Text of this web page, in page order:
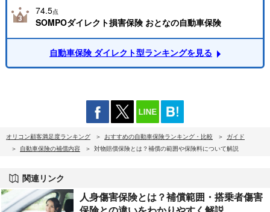
74.5点
SOMPOダイレクト損害保険 おとなの自動車保険
自動車保険 ダイレクト型ランキングを見る
オリコン顧客満足度ランキング おすすめの自動車保険ランキング・比較
ガイド
自動車保険の補償内容
対物賠償保険とは？補償の範囲や保険料について解説
関連リンク
人身傷害保険とは？補償範囲・搭乗者傷害